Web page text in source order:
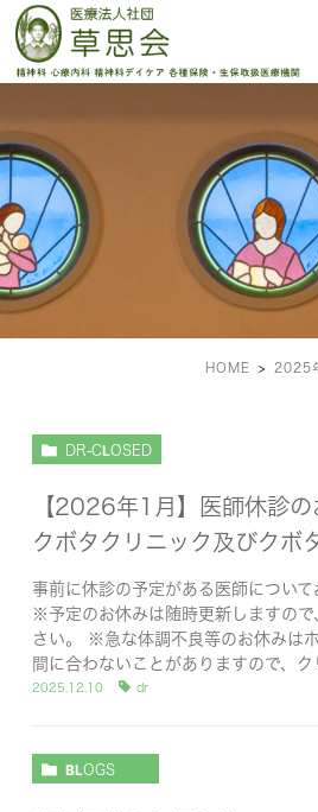
年:
2025年
HOME 2025
DR-CLOSED
【2026年1月】医師休診
クボタクリニック及びクボ
事前に休診の予定がある医師について
※予定のお休みは随時更新しますので
さい。 ※急な体調不良等のお休みは
間に合わないことがありますので、
2025.12.10 dr
BLOGS